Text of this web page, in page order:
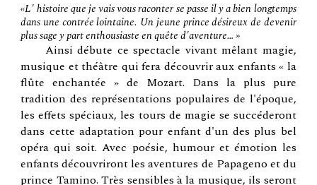
«L' histoire que je vais vous raconter se passe il y a bien longtemps
dans une contrée lointaine. Un jeune prince désireux de devenir
plus sage y part enthousiaste en quête d'aventure… »
Ainsi débute ce spectacle vivant mêlant magie,
musique et théâtre qui fera découvrir aux enfants « la
flûte enchantée » de Mozart. Dans la plus pure
tradition des représentations populaires de l'époque,
les effets spéciaux, les tours de magie se succéderont
dans cette adaptation pour enfant d'un des plus bel
opéra qui soit. Avec poésie, humour et émotion les
enfants découvriront les aventures de Papageno et du
prince Tamino. Très sensibles à la musique, ils seront